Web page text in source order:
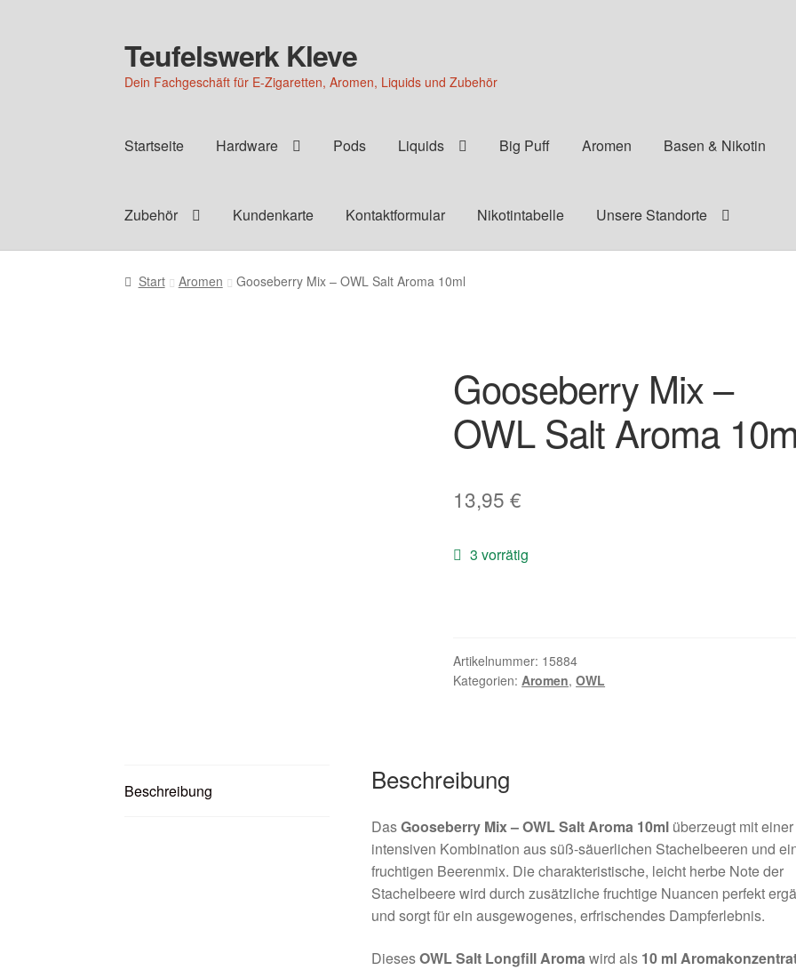
Zur
Navigation
springen
Zum
Inhalt
springen
Teufelswerk Kleve
Dein Fachgeschäft für E-Zigaretten, Aromen, Liquids und Zubehör
Startseite Hardware Pods Liquids Big Puff Aromen Basen & Nikotin
Zubehör Kundenkarte Kontaktformular Nikotintabelle Unsere Standorte
Start Aromen Gooseberry Mix – OWL Salt Aroma 10ml
Gooseberry Mix –
OWL Salt Aroma
13,95€
3 vorrätig
Artikelnummer: 15884
Kategorien:Aromen,OWL
Beschreibung Beschreibung
DasGooseberry Mix – OWL Salt Aroma 10mlüberzeugt mit einer
intensiven Kombination aus süß-säuerlichen Stachelbeeren und
fruchtigen Beerenmix. Die charakteristische, leicht herbe Note der
Stachelbeere wird durch zusätzliche fruchtige Nuancen perfekt
und sorgt für ein ausgewogenes, erfrischendes Dampferlebnis.
DiesesOWL Salt Longfill Aroma wird als 10 ml